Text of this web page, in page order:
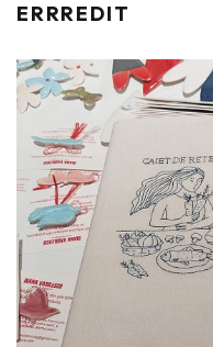
ERRREDIT